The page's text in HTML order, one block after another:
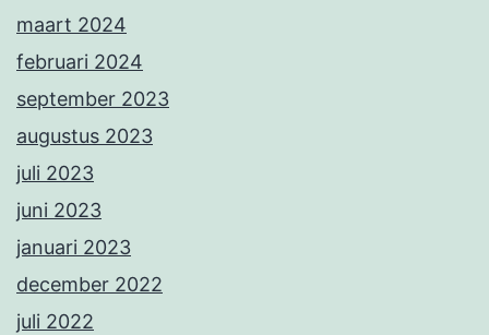
maart 2024
februari 2024
september 2023
augustus 2023
juli 2023
juni 2023
januari 2023
december 2022
juli 2022